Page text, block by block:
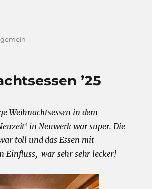
’25
Weihnachtsessen in dem
in Neuwerk war super. Die
toll und das Essen mit
Einfluss, war sehr sehr lecker!